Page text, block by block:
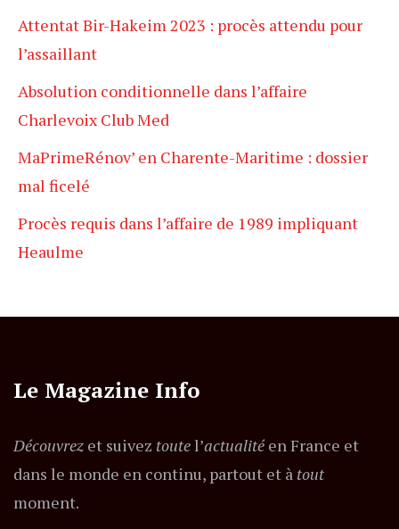
Attentat Bir-Hakeim 2023 : procès attendu pour
l’assaillant
Absolution conditionnelle dans l’affaire
Charlevoix Club Med
MaPrimeRénov’ en Charente-Maritime : dossier
mal ficelé
Procès requis dans l’affaire de 1989 impliquant
Heaulme
Le Magazine Info
Découvrez et suivez toutel’actualitéen France et
dans le monde en continu, partout et à tout
moment.